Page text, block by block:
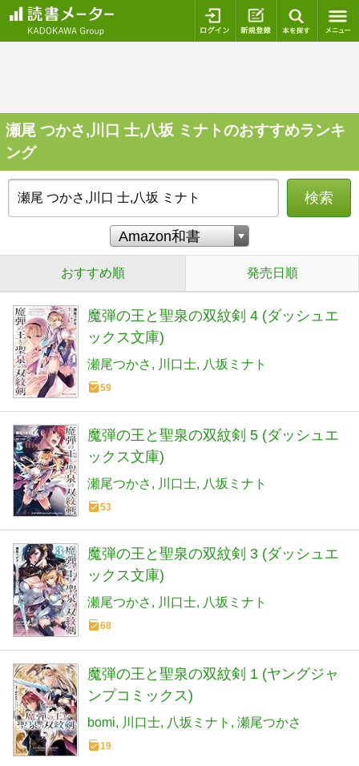
ログイン 新規登録
瀬尾 つかさ,川口 士,八坂 ミナトのおすすめランキ
ング
検索
おすすめ順 発売日順
魔弾の王と聖泉の双紋剣 4 (ダッシュエ
ックス文庫)
瀬尾つかさ 川口士 八坂ミナト
59
魔弾の王と聖泉の双紋剣 5 (ダッシュエ
ックス文庫)
瀬尾つかさ 川口士 八坂ミナト
53
魔弾の王と聖泉の双紋剣 3 (ダッシュエ
ックス文庫)
瀬尾つかさ 川口士 八坂ミナト
68
魔弾の王と聖泉の双紋剣 1 (ヤングジャ
ンプコミックス)
bomi 川口士 八坂ミナト 瀬尾つかさ
19